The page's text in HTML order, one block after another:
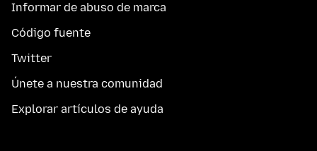
Informar de abuso de marca
Código fuente
Twitter
Únete a nuestra comunidad
Explorar artículos de ayuda